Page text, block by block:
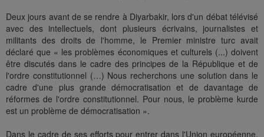
Deux jours avant de se rendre à Diyarbakir, lors d'un débat télévisé
avec des intellectuels, dont plusieurs écrivains, journalistes et
militants des droits de l'homme, le Premier ministre turc avait
déclaré que « les problèmes économiques et culturels (...) doivent
être discutés dans le cadre des principes de la République et de
l'ordre constitutionnel (…) Nous recherchons une solution dans le
cadre d'une plus grande démocratisation et de davantage de
réformes de l'ordre constitutionnel. Pour nous, le problème kurde
est un problème de démocratisation ».
Dans le cadre de ses efforts pour entrer dans l'Union européenne,